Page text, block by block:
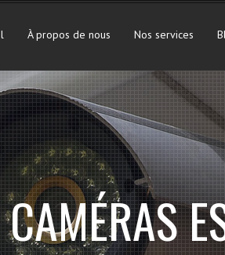
À propos de nous Nos services